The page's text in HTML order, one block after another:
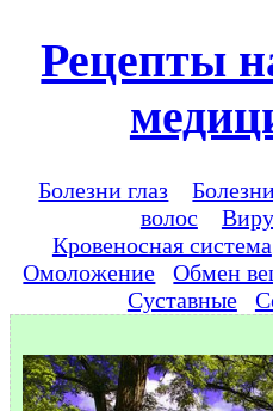
Рецепты
Болезни глаз
волос
Кровеносная система
Омоложение
Обмен
Суставные